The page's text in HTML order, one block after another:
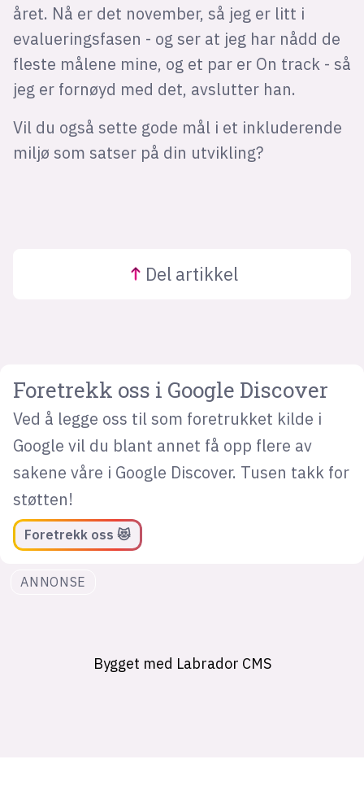
året. Nå er det november, så jeg er litt i
evalueringsfasen - og ser at jeg har nådd de
fleste målene mine, og et par er On track - så
jeg er fornøyd med det, avslutter han.
Vil du også sette gode mål i et inkluderende
miljø som satser på din utvikling?
Del artikkel
Foretrekk oss i Google Discover
Ved å legge oss til som foretrukket kilde i
Google vil du blant annet få opp flere av
sakene våre i Google Discover. Tusen takk for
støtten!
Foretrekk oss 😻
ANNONSE
Bygget med Labrador CMS